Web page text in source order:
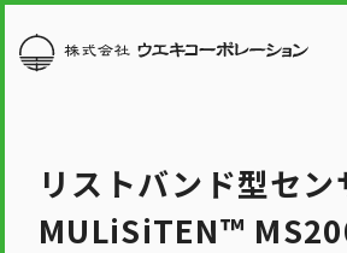
リストバンド型セン
MULiSiTEN™